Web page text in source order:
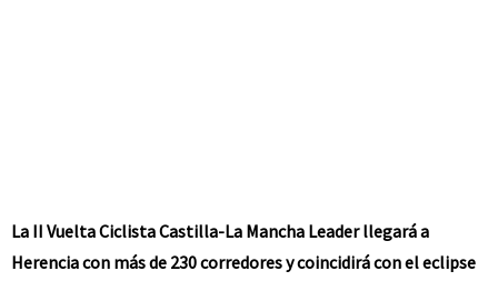
La II Vuelta Ciclista Castilla-La Mancha Leader llegará a
Herencia con más de 230 corredores y coincidirá con el eclipse